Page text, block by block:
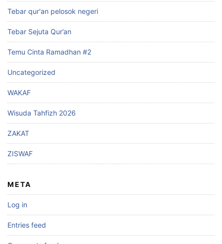
Tebar qur'an pelosok negeri
Tebar Sejuta Qur’an
Temu Cinta Ramadhan #2
Uncategorized
WAKAF
Wisuda Tahfizh 2026
ZAKAT
ZISWAF
META
Log in
Entries feed